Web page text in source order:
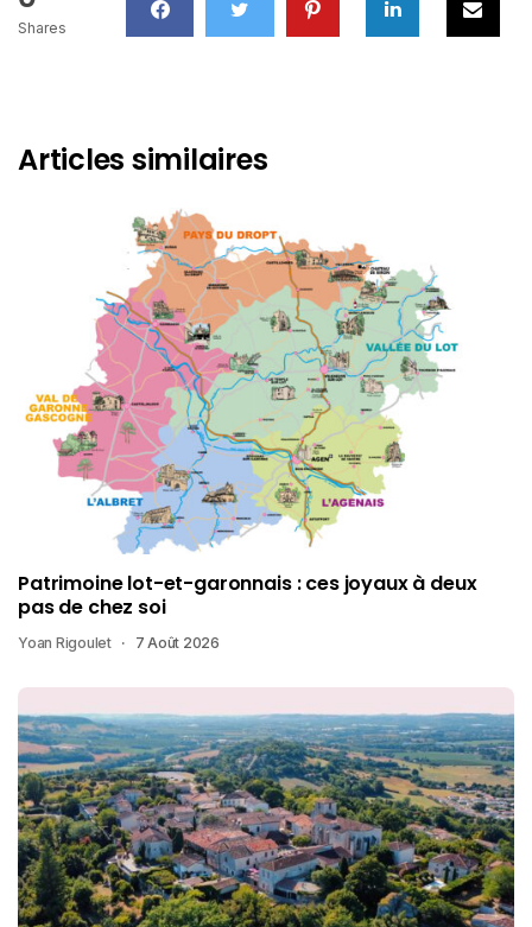
Shares
Articles similaires
Patrimoine lot-et-garonnais : ces joyaux à deux
pas de chez soi
Yoan Rigoulet 7 Août 2026